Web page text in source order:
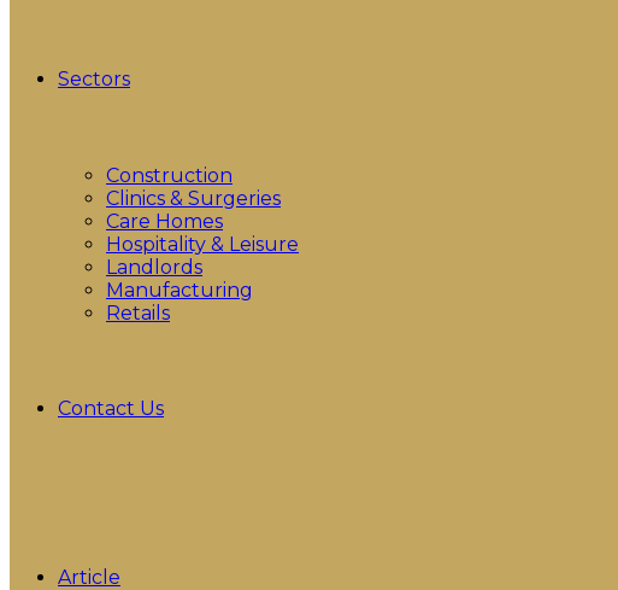
Sectors
Construction
Clinics & Surgeries
Care Homes
Hospitality & Leisure
Landlords
Manufacturing
Retails
Contact Us
Article